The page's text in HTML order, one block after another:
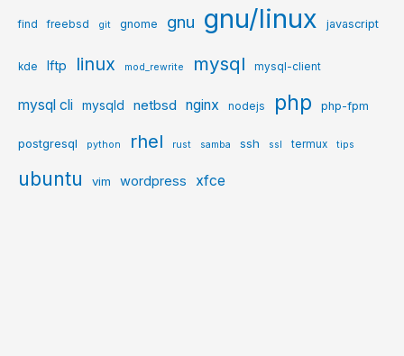
find freebsd git gnome gnu gnu/linux javascript
kde lftp linux mod_rewrite mysql mysql-client
mysql cli mysqld netbsd nginx nodejs php php-fpm
postgresql python rhel rust samba ssh ssl termux tips
ubuntu vim wordpress xfce